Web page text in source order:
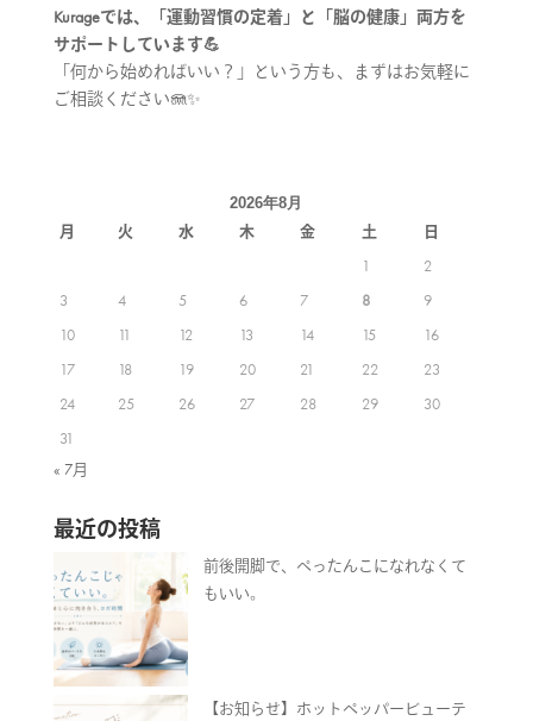
Kurageでは、「運動習慣の定着」と「脳の健康」両方を
サポートしています💪
「何から始めればいい？」という方も、まずはお気軽に
ご相談ください🪼✨
2026年8月
月 火 水 木 金 土
日
1
2
3
4 5 6 7 8
9
10
11 12 13 14 15
16
17
18 19 20 21 22
23
24
25 26 27 28 29
30
31
« 7月
最近の投稿
前後開脚で、ぺったんこになれなくて
もいい。
【お知らせ】ホットペッパービューテ